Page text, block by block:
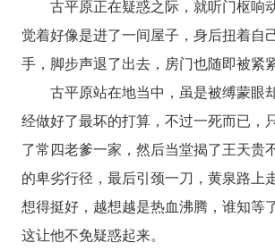
古平原正在疑惑之际，就听门枢响
觉着好像是进了一间屋子，身后扭着自
手，脚步声退了出去，房门也随即被紧
古平原站在地当中，虽是被缚蒙眼
经做好了最坏的打算，不过一死而已，
了常四老爹一家，然后当堂揭了王天贵
的卑劣行径，最后引颈一刀，黄泉路上
想得挺好，越想越是热血沸腾，谁知等
这让他不免疑惑起来。